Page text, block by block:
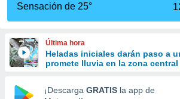
forma
digital
Sensación de 25°
Última hora
Heladas iniciales darán paso a
promete lluvia en la zona central
¡Descarga GRATIS la app de